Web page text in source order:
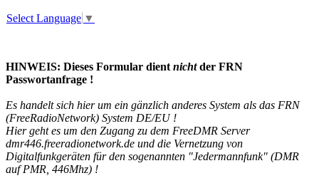
Select Language ▼
HINWEIS: Dieses Formular dient nichtder FRN
Passwortanfrage !
Es handelt sich hier um ein gänzlich anderes System als das FRN
(FreeRadioNetwork) System DE/EU !
Hier geht es um den Zugang zu dem FreeDMR Server
dmr446.freeradionetwork.de und die Vernetzung von
Digitalfunkgeräten für den sogenannten "Jedermannfunk" (DMR
auf PMR, 446Mhz) !